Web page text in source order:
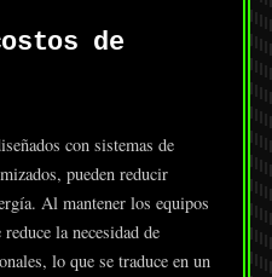
de
con sistemas de
pueden reducir
Al mantener los equipos
la necesidad de
lo que se traduce en un